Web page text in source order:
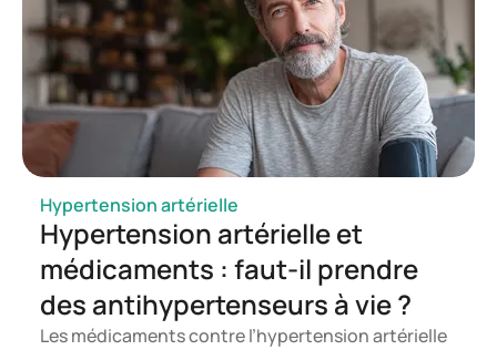
Hypertension artérielle
Hypertension artérielle et
médicaments : faut-il prendre
des antihypertenseurs à vie ?
Les médicaments contre l’hypertension artérielle